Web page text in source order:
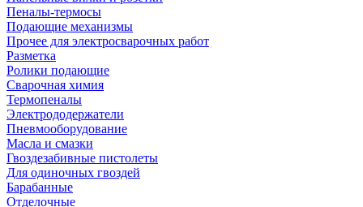
Пеналы-термосы
Подающие механизмы
Прочее для электросварочных работ
Разметка
Ролики подающие
Сварочная химия
Термопеналы
Электрододержатели
Пневмооборудование
Масла и смазки
Гвоздезабивные пистолеты
Для одиночных гвоздей
Барабанные
Отделочные